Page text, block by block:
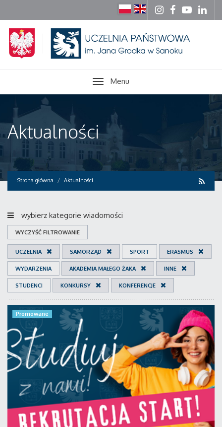
Menu
Aktualności
Strona główna Aktualności
wybierz kategorie wiadomości
WYCZYŚĆ FILTROWANIE
UCZELNIA SAMORZĄD SPORT ERASMUS
WYDARZENIA AKADEMIA MAŁEGO ŻAKA INNE
STUDENCI KONKURSY KONFERENCJE
Promowane